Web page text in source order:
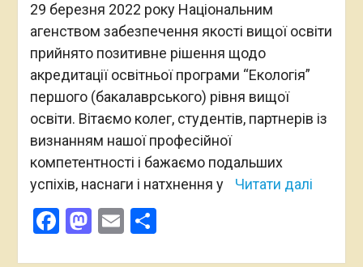
29 березня 2022 року Національним
агенством забезпечення якості вищої освіти
прийнято позитивне рішення щодо
акредитації освітньої програми “Екологія”
першого (бакалаврського) рівня вищої
освіти. Вітаємо колег, студентів, партнерів із
визнанням нашої професійної
компетентності і бажаємо подальших
успіхів, наснаги і натхнення у
Читати далі
Facebook
Mastodon
EmailПоділитися